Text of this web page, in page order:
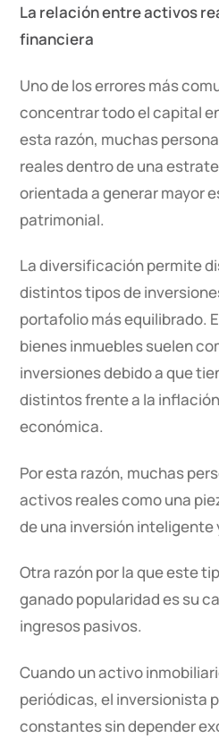
La relación entre activos
financiera
Uno de los errores más
concentrar todo el capital
esta razón, muchas
reales dentro de una
orientada a generar mayor
patrimonial.
La diversificación permite
distintos tipos de
portafolio más equilibrado.
bienes inmuebles suelen
inversiones debido a que
distintos frente a la
económica.
Por esta razón, muchas
activos reales como una
de una inversión inteligente
Otra razón por la que este
ganado popularidad es su
ingresos pasivos.
Cuando un activo
periódicas, el inversionista
constantes sin depender